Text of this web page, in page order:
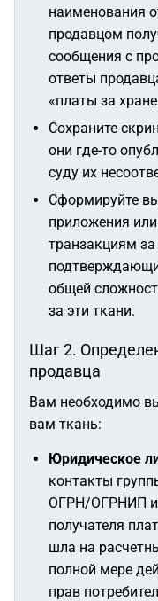
наименования
продавцом
сообщения с
ответы
«платы за
Сохраните
они где-то
суду их
Сформируйте
приложения
транзакциям
общей
за эти ткани.
Шаг 2.
продавца
Вам необходимо
вам ткань:
Юридическое
контакты
ОГРН/ОГРНИП
получателя
шла на
полной мере
прав